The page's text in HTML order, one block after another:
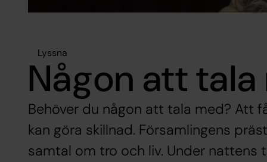
Lyssna
Någon att
Behöver du någon att tala med? Att
kan göra skillnad. Församlingens
samtal om tro och liv. Under nattens